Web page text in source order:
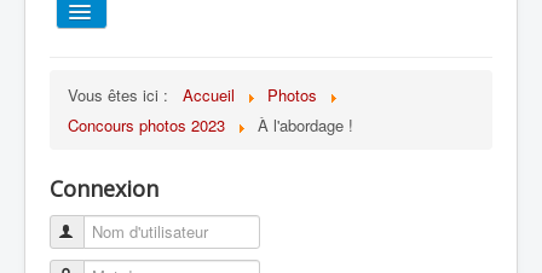
TOUT SUR LE GUMS
ESCALADE
ALPINISME
Vous êtes ici : Accueil
Photos
Concours photos 2023
À l'abordage !
Connexion